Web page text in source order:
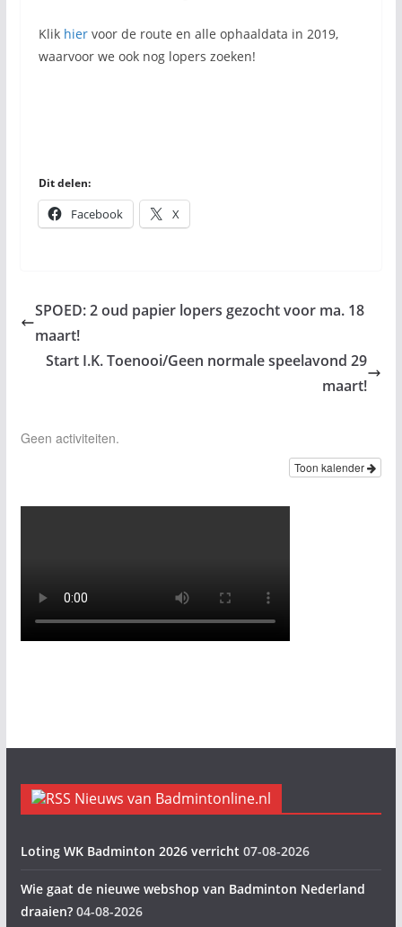
Klik hiervoor de route en alle ophaaldata in 2019,
waarvoor we ook nog lopers zoeken!
Dit delen:
Facebook X
SPOED: 2 oud papier lopers gezocht voor ma. 18
maart!
Start I.K. Toenooi/Geen normale speelavond 29
maart!
Geen activiteiten.
Toon kalender
Nieuws van Badmintonline.nl
Loting WK Badminton 2026 verricht 07-08-2026
Wie gaat de nieuwe webshop van Badminton Nederland
draaien? 04-08-2026